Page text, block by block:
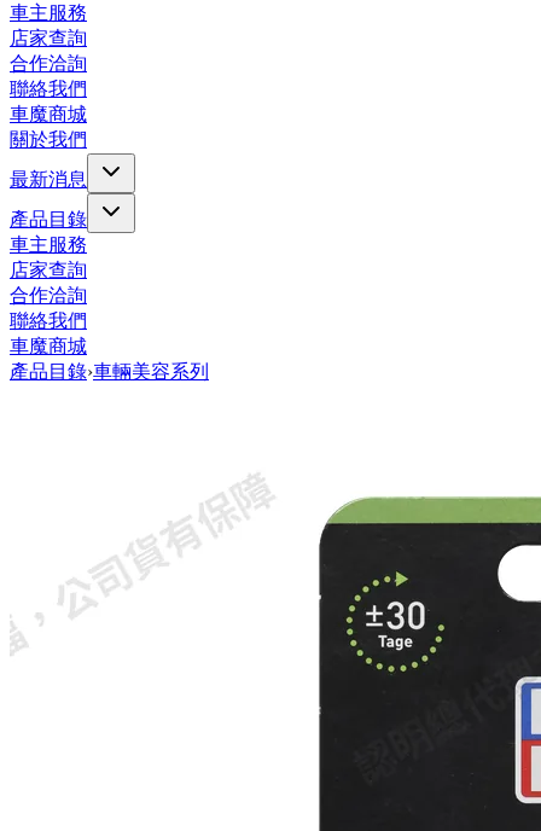
車主服務
店家查詢
合作洽詢
聯絡我們
車魔商城
關於我們
最新消息
產品目錄
車主服務
店家查詢
合作洽詢
聯絡我們
車魔商城
產品目錄›車輛美容系列